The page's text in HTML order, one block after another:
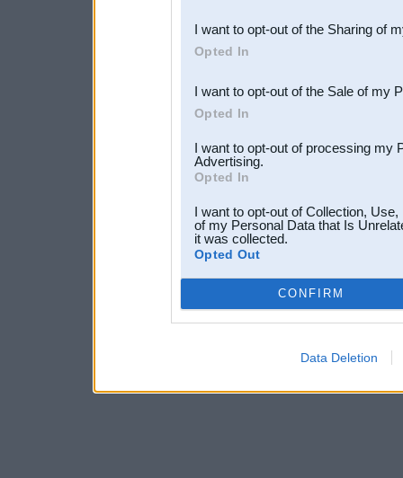
Downstream Participants
third parties.
I want to opt-out of the Sharing of
Opted In
I want to opt-out of the Sale of my
Opted In
I want to opt-out of processing my
Advertising.
Opted In
I want to opt-out of Collection,
of my Personal Data that Is
it was collected.
Opted Out
CONFIRM
Data Deletion